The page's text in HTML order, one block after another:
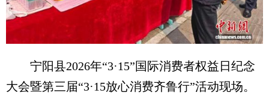
宁阳县2026年“3·15”国际消费者权益日纪念
大会暨第三届“3·15放心消费齐鲁行”活动现场。